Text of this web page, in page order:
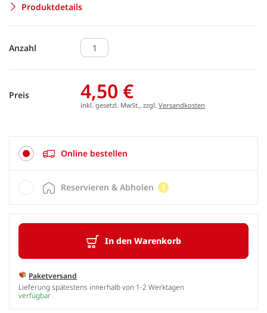
Produktdetails
Anzahl
Preis 4,50 €
inkl. gesetzl. MwSt., zzgl. Versandkosten
Online bestellen
In den Warenkorb
Paketversand
Lieferung spätestens innerhalb von 1-2 Werktagen
verfügbar
Reservieren & Abholen